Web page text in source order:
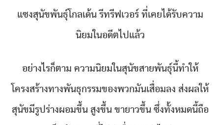
แซงสุนัขพันธุ์โกลเด้น รีทรีฟเวอร์ ที่เคยได้รับความ
นิยมในอดีตไปแล้ว
อย่างไรก็ตาม ความนิยมในสุนัขสายพันธุ์นี้ทำให้
โครงสร้างทางพันธุกรรมของพวกมันเสื่อมลง ส่งผลให้
สุนัขมีรูปร่างผอมขึ้น สูงขึ้น ขายาวขึ้น ซึ่งทั้งหมดนี้ถือ